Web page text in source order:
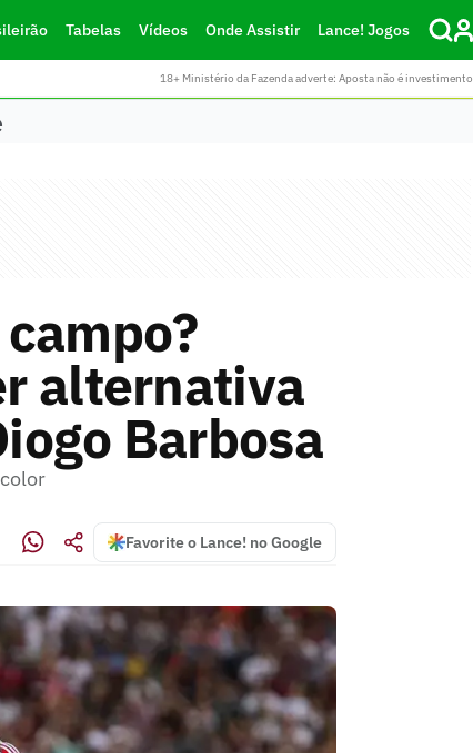
Tabelas Vídeos Onde Assistir Lance! Jogos
18+ Ministério da Fazenda adverte: Aposta não é investimento
alternativa
Barbosa
Favorite o Lance! no Google